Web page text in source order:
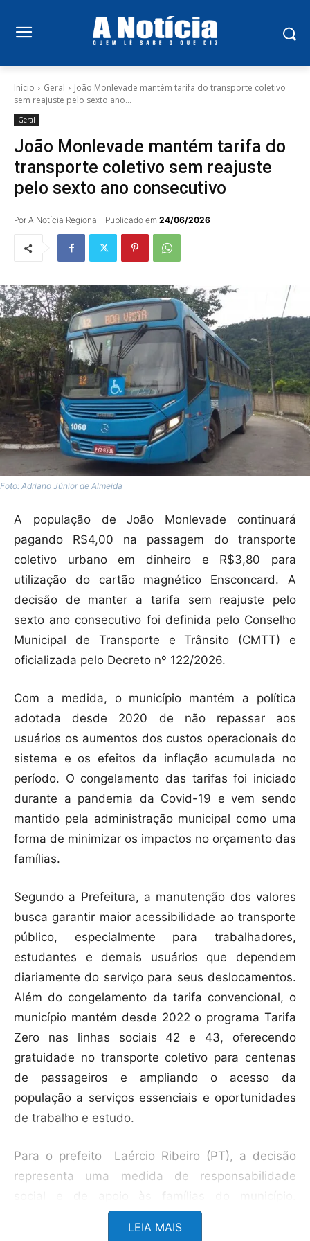
Início Geral
João Monlevade mantém tarifa do transporte coletivo
sem reajuste pelo sexto ano...
Geral
João Monlevade mantém tarifa do
transporte coletivo sem reajuste
pelo sexto ano consecutivo
Por A Notícia Regional | Publicado em 24/06/2026
Foto: Adriano Júnior de Almeida
A população de João Monlevade continuará
pagando R$4,00 na passagem do transporte
coletivo urbano em dinheiro e R$3,80 para
utilização do cartão magnético Ensconcard. A
decisão de manter a tarifa sem reajuste pelo
sexto ano consecutivo foi definida pelo Conselho
Municipal de Transporte e Trânsito (CMTT) e
oficializada pelo Decreto nº 122/2026.
Com a medida, o município mantém a política
adotada desde 2020 de não repassar aos
usuários os aumentos dos custos operacionais do
sistema e os efeitos da inflação acumulada no
período. O congelamento das tarifas foi iniciado
durante a pandemia da Covid-19 e vem sendo
mantido pela administração municipal como uma
forma de minimizar os impactos no orçamento das
famílias.
Segundo a Prefeitura, a manutenção dos valores
busca garantir maior acessibilidade ao transporte
público, especialmente para trabalhadores,
estudantes e demais usuários que dependem
diariamente do serviço para seus deslocamentos.
Além do congelamento da tarifa convencional, o
município mantém desde 2022 o programa Tarifa
Zero nas linhas sociais 42 e 43, oferecendo
gratuidade no transporte coletivo para centenas
de passageiros e ampliando o acesso da
população a serviços essenciais e oportunidades
de trabalho e estudo.
Para o prefeito Laércio Ribeiro (PT), a decisão
representa uma medida de responsabilidade
“Sabemos que o transporte coletivo é essencial
para a rotina de muitas pessoas. Manter a tarifa
LEIA MAIS